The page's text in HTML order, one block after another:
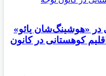
در «هوشینگ‌شان یائو»
کوهستانی در کانون